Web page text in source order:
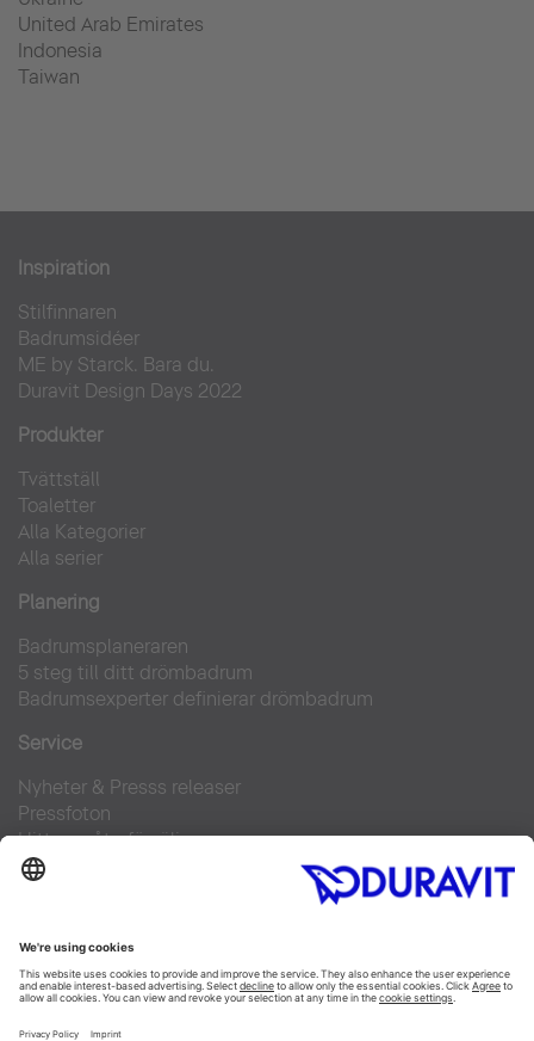
United Arab Emirates
Indonesia
Taiwan
Inspiration
Stilfinnaren
Badrumsidéer
ME by Starck. Bara du.
Duravit Design Days 2022
Produkter
Tvättställ
Toaletter
Alla Kategorier
Alla serier
Planering
Badrumsplaneraren
5 steg till ditt drömbadrum
Badrumsexperter definierar drömbadrum
Service
Nyheter & Presss releaser
Pressfoton
Hitta en återförsäljare
FAQs
Facebook
Instagram
Pinterest
Flickr
Linked In